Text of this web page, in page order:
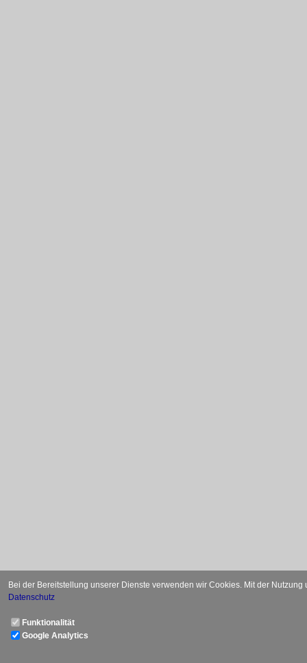
Bei der Bereitstellung unserer Dienste verwenden wir Cookies. Mit der
Datenschutz
Funktionalität
Google Analytics